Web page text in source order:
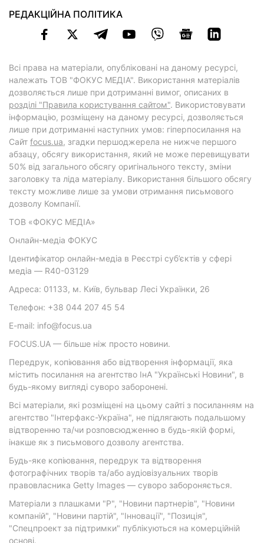
РЕДАКЦІЙНА ПОЛІТИКА
Всі права на матеріали, опубліковані на даному ресурсі,
належать ТОВ "ФОКУС МЕДІА". Використання матеріалів
дозволяється лише при дотриманні вимог, описаних в
розділі "Правила користування сайтом". Використовувати
інформацію, розміщену на даному ресурсі, дозволяється
лише при дотриманні наступних умов: гіперпосилання на
Cайт focus.ua, згадки першоджерела не нижче першого
абзацу, обсягу використання, який не може перевищувати
50% від загального обсягу оригінального тексту, зміни
заголовку та ліда матеріалу. Використання більшого обсягу
тексту можливе лише за умови отримання письмового
дозволу Компанії.
ТОВ «ФОКУС МЕДІА»
Онлайн-медіа ФОКУС
Ідентифікатор онлайн-медіа в Реєстрі суб’єктів у сфері
медіа — R40-03129
Адреса: 01133, м. Київ, бульвар Лесі Українки, 26
Телефон: +38 044 207 45 54
E-mail: info@focus.ua
FOCUS.UA — більше ніж просто новини.
Передрук, копіювання або відтворення інформації, яка
містить посилання на агентство ІнА "Українські Новини", в
будь-якому вигляді суворо заборонені.
Всі матеріали, які розміщені на цьому сайті з посиланням на
агентство "Інтерфакс-Україна", не підлягають подальшому
відтворенню та/чи розповсюдженню в будь-якій формі,
інакше як з письмового дозволу агентства.
Будь-яке копіювання, передрук та відтворення
фотографічних творів та/або аудіовізуальних творів
правовласника Getty Images — суворо забороняється.
Матеріали з плашками "Р", "Новини партнерів", "Новини
компаній", "Новини партій", "Інновації", "Позиція",
"Спецпроект за підтримки" публікуються на комерційній
основі.